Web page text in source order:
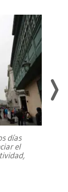
días
el